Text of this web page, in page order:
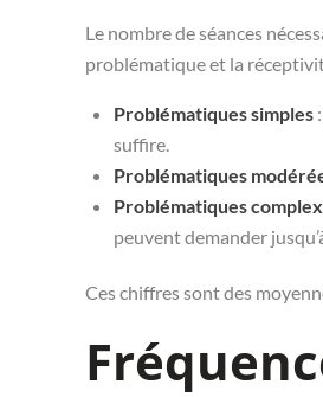
Le nombre de séances
problématique et la
Problématiques simples
suffire.
Problématiques
Problématiques
peuvent demander
Ces chiffres sont des